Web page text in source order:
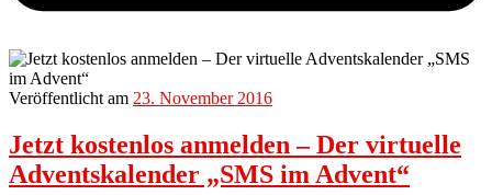
Veröffentlicht am 23. November 2016
Jetzt kostenlos anmelden – Der virtuelle
Adventskalender „SMS im Advent“